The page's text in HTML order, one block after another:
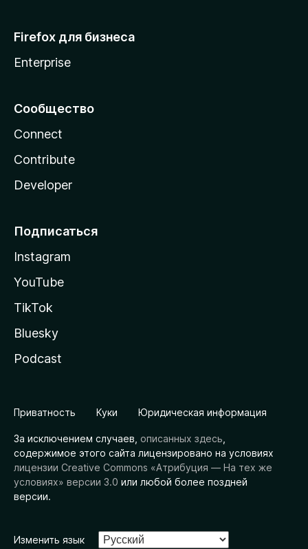
Firefox для бизнеса
Enterprise
Сообщество
Connect
Contribute
Developer
Подписаться
Instagram
YouTube
TikTok
Bluesky
Podcast
Приватность Куки Юридическая информация
За исключением случаев, описанных здесь
содержимое этого сайта лицензировано на условиях
лицензии Creative Commons «Атрибуция — На тех же
условиях» версии 3.0 или любой более поздней
версии.
Изменить язык